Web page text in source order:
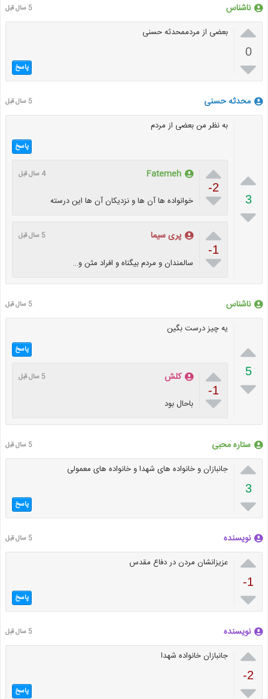
ناشناس 5 سال قبل

0

بعضی از مردممحدثه حسنی
پاسخ
محدثه حسنی 5 سال قبل

3

به نظر من بعضی از مردم
پاسخ

-2

Fatemeh 4 سال قبل
خوانواده ها آن ها و نزدیکان آن ها این درسته

-1

پری سیما 5 سال قبل
سالمندان و مردم بیگناه و افراد مثن و…
ناشناس 5 سال قبل

5

یه چیز درست بگین
پاسخ

-1

کلش 5 سال قبل
باحال بود
ستاره محبی 5 سال قبل

3

جانبازان و خانواده های شهدا و خانواده های معمولی
پاسخ
نویسنده 5 سال قبل

-1

عزیزانشان مردن در دفاع مقدس
پاسخ
نویسنده 5 سال قبل

-2

جانبازان خانواده شهدا
پاسخ